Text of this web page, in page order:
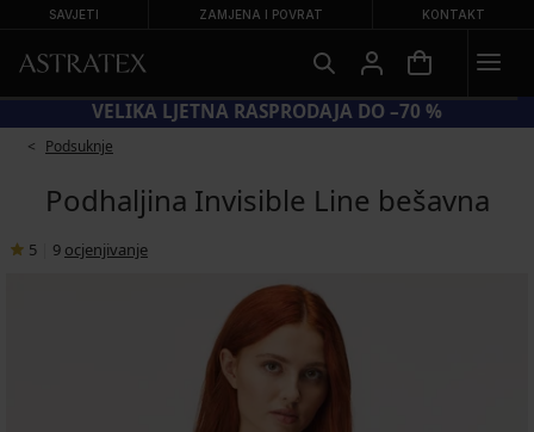
SAVJETI ZAMJENA I POVRAT KONTAKT
KOD BRA20 = GRUDNJACI −20 %
Podsuknje
Podhaljina Invisible Line bešavna
5 9 ocjenjivanje